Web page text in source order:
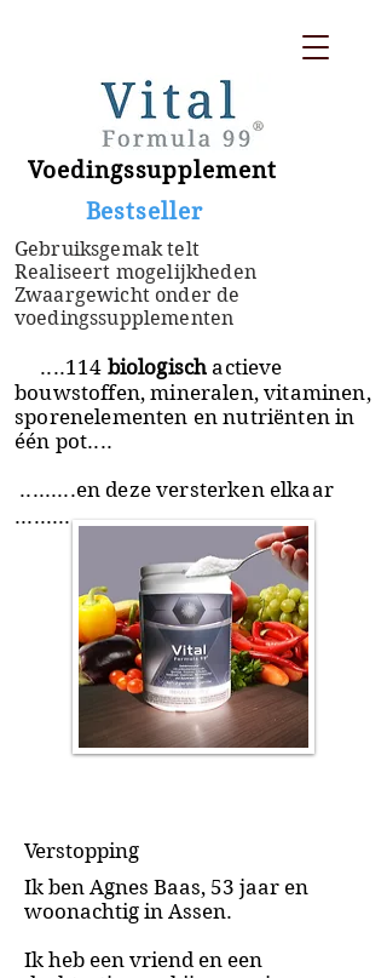
Voedingssupplement
​ Bestseller
Gebruiksgemak telt
Realiseert mogelijkheden
Zwaargewicht onder de
voedingssupplementen
....114 biologischactieve
bouwstoffen, mineralen, vitaminen,
sporenelementen en nutriënten in
één pot....
.........en deze versterken elkaar
.........
Verstopping
Ik ben Agnes Baas, 53 jaar en
woonachtig in Assen.
Ik heb een vriend en een